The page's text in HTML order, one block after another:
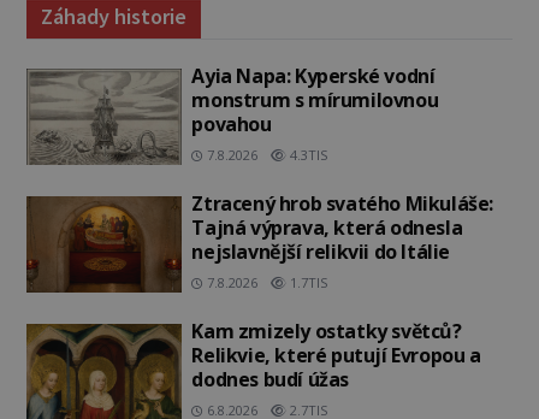
Záhady historie
Ayia Napa: Kyperské vodní
monstrum s mírumilovnou
povahou
7.8.2026 4.3TIS
Ztracený hrob svatého Mikuláše:
Tajná výprava, která odnesla
nejslavnější relikvii do Itálie
7.8.2026 1.7TIS
Kam zmizely ostatky světců?
Relikvie, které putují Evropou a
dodnes budí úžas
6.8.2026 2.7TIS